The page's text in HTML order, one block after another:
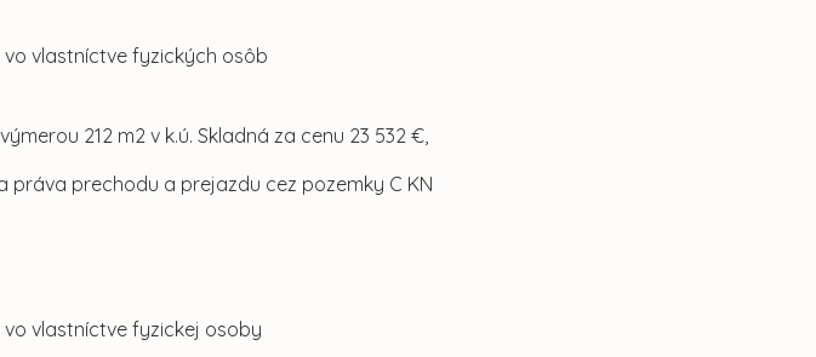
vlastníctve fyzických osôb
212 m2 v k.ú. Skladná za cenu 23 532 €,
práva prechodu a prejazdu cez pozemky C KN
vlastníctve fyzickej osoby